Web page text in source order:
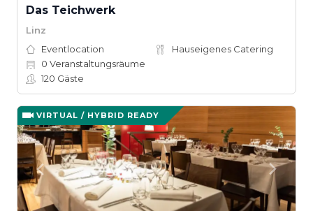
Das Teichwerk
Linz
Eventlocation
Hauseigenes Catering
0 Veranstaltungsräume
120 Gäste
VIRTUAL / HYBRID READY